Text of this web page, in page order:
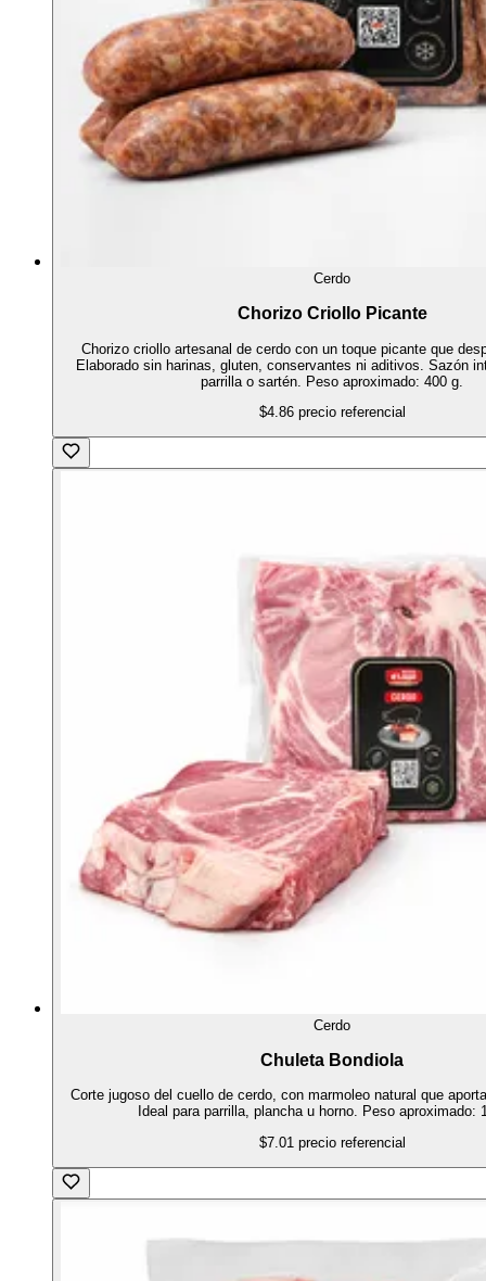
Cerdo
Chorizo Criollo Picante
Chorizo criollo artesanal de cerdo con un toque picante que
Elaborado sin harinas, gluten, conservantes ni aditivos. Sazón
parrilla o sartén. Peso aproximado: 400 g.
$4.86 precio referencial
Cerdo
Chuleta Bondiola
Corte jugoso del cuello de cerdo, con marmoleo natural que
Ideal para parrilla, plancha u horno. Peso aproximado:
$7.01 precio referencial